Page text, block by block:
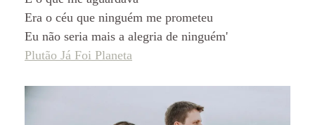
Era o céu que ninguém me prometeu
Eu não seria mais a alegria de ninguém'
Plutão Já Foi Planeta